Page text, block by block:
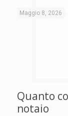
Maggio 8, 2026
Quanto
notaio